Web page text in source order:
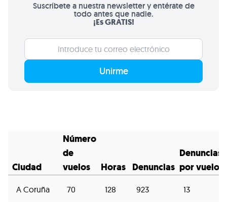
Suscríbete a nuestra newsletter y entérate de
todo antes que nadie.
¡Es GRATIS!
Unirme
Ciudad
Número
de
vuelos
Horas Denuncias
Denuncias
por vuelo
A Coruña 70 128 923 13